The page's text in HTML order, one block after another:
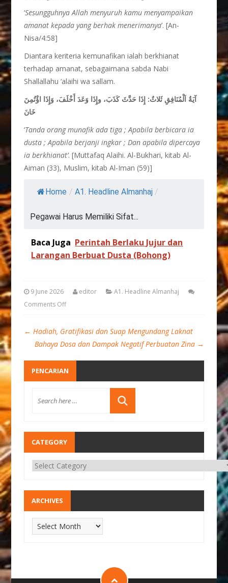
‘Sesungguhnya Allah menyuruh kamu menyampaikan
amanat kepada yang berhak menerimanya’. [An-
Nisa/4:58]
Diantara keriteria kemunafikan ialah berkhianat
terhadap amanat, sebagaimana sabda Nabi
Shallallahu ‘alaihi wa sallam.
آيَةُ اَلْمُنَافِقِ ثَلاثٌ: إِذَا حَدَّثَ كَذَبَ، وإِذَا وَعَدَ أَخْلَفَ، وَإِذَا اؤْتُمِنَ
خَانَ
‘Tanda orang munafik ada tiga ; Apabila berbicara ia
dusta ; Apabila berjanji ingkar ; Dan apabila dipercaya
ia berkhianat’. [Muttafaq Alaihi. Al-Bukhari, kitab Al-
Aiman (33), Muslim, kitab Al-Iman (59)]
Home / A1. Headline Almanhaj /
Pegawai Harus Memiliki Sifat...
Baca Juga Perintah Berlaku Jujur dan
Larangan Berbuat Dusta (Bohong)
9 June 2026 editor
A1. Headline Almanhaj
Comments Off
← Hadiah, Gratifikasi dan Suap Mengundang Laknat
Bahaya Dosa dan Dampak Negatif Perbuatan Zina →
PENCARIAN
CATEGORY
ARCHIVES